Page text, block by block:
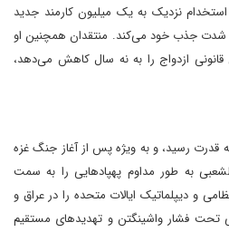
استخدام نزدیک به یک میلیون کارمند جدید
شدت جذب خود می‌کند. منتقدان همچنین او
ازدواج را به نه سال کاهش می‌دهد،
که سودانی در سال ۲۰۲۲ به قدرت رسید، و به ویژه پس از آغاز جنگ غزه
الشعبی به طور مداوم پهپادهایی را به سمت
و دیپلماتیک ایالات متحده را در عراق و
تحت فشار واشینگتن و تهدیدهای مستقیم